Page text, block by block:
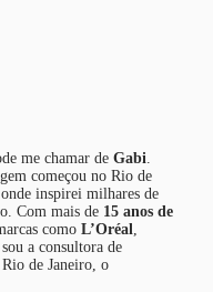
me chamar de Gabi.
começou no Rio de
inspirei milhares de
Com mais de 15 anos de
como L’Oréal,
a consultora de
de Janeiro, o